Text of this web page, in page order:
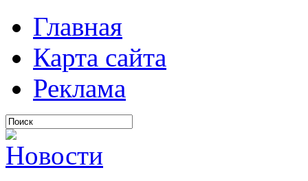
Главная
Карта сайта
Реклама